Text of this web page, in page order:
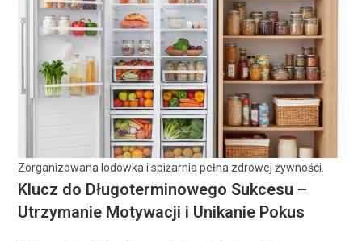
Zorganizowana lodówka i spiżarnia pełna zdrowej żywności.
Klucz do Długoterminowego Sukcesu –
Utrzymanie Motywacji i Unikanie Pokus